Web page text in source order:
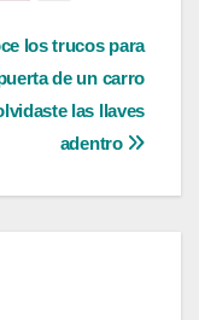
los trucos para
de un carro
las llaves
adentro